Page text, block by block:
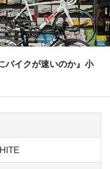
バイクが速いのか』小